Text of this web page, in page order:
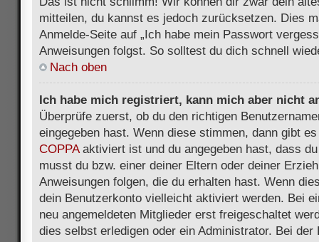
mitteilen, du kannst es jedoch zurücksetzen. Dies
Anmelde-Seite auf „Ich habe mein Passwort
Anweisungen folgst. So solltest du dich schnell
Nach oben
Ich habe mich registriert, kann mich aber nicht
Überprüfe zuerst, ob du den richtigen
eingegeben hast. Wenn diese stimmen, dann gibt
COPPAaktiviert ist und du angegeben hast, dass
musst du bzw. einer deiner Eltern oder deiner
Anweisungen folgen, die du erhalten hast. Wenn
dein Benutzerkonto vielleicht aktiviert werden. Bei
neu angemeldeten Mitglieder erst freigeschaltet
dies selbst erledigen oder ein Administrator. Bei der